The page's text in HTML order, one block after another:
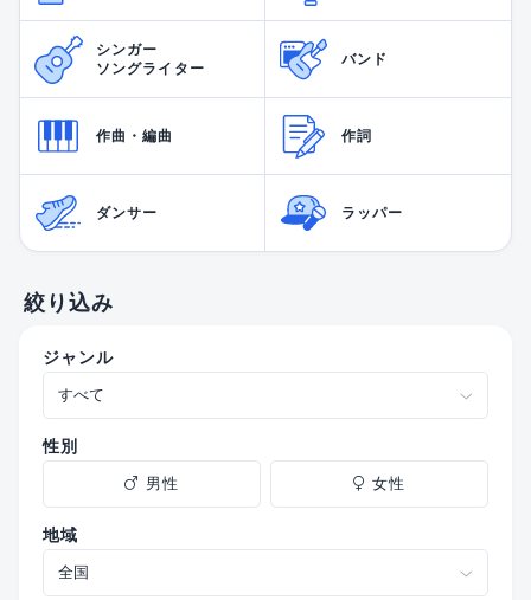
シンガー
ソングライター
バンド
作曲・編曲 作詞
ダンサー ラッパー
絞り込み
ジャンル
性別
男性 女性
地域